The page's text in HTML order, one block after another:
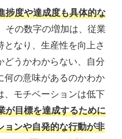
捗度や達成度も具体的な
その数字の増加は、従業
となり、生産性を向上さ
どうかわからない、自分
何の意味があるのかわか
、モチベーションは低下
が目標を達成するために
ョンや自発的な行動が非